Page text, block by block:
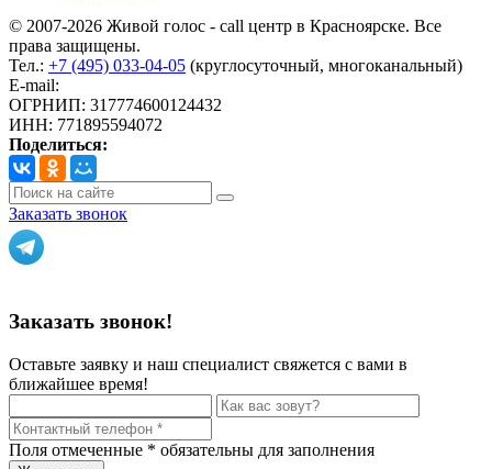
© 2007-2026 Живой голос - call центр в Красноярске. Все
права защищены.
Тел.: +7 (495) 033-04-05 (круглосуточный, многоканальный)
E-mail:
ОГРНИП: 317774600124432
ИНН: 771895594072
Поделиться:
Заказать звонок
Заказать звонок!
Оставьте заявку и наш специалист свяжется с вами в
ближайшее время!
Поля отмеченные * обязательны для заполнения